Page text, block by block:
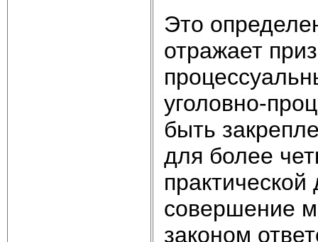
Это
отражает
уголовно-
быть
для более
практической
совершение
законом